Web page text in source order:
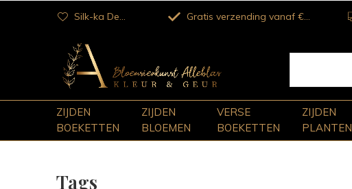
ZIJDEN
BOEKETTEN
ZIJDEN
BLOEMEN
VERSE
BOEKETTEN
ZIJDEN
PLANTEN
Silk-ka Dealer Gratis verzending vanaf €100
Tags